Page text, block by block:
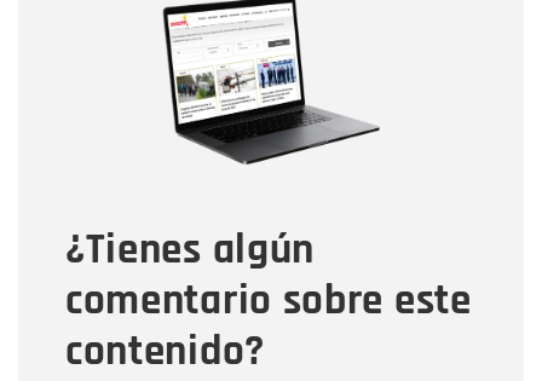
¿Tienes algún
comentario sobre este
contenido?
Correo electrónico
Tipo de comentario
Mensaje